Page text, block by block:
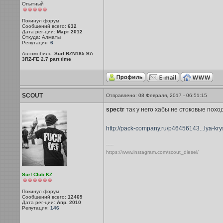
Опытный
Покинул форум
Сообщений всего: 632
Дата рег-ции: Март 2012
Откуда: Алматы
Репутация: 6
Автомобиль: Surf RZN185 97г.
3RZ-FE 2.7 part time
SCOUT Отправлено: 08 Февраля, 2017 - 06:51:15
Surf Club KZ
Покинул форум
Сообщений всего: 12469
Дата рег-ции: Апр. 2010
Репутация: 146
spectrтак у него хабы не стоковые
http://pack-company.ru/p46456143...lya-
-----
https://www.instagram.com/scout_diesel/